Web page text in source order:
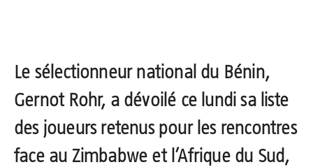
Le sélectionneur national du Bénin,
Gernot Rohr, a dévoilé ce lundi sa liste
des joueurs retenus pour les rencontres
face au Zimbabwe et l’Afrique du Sud,